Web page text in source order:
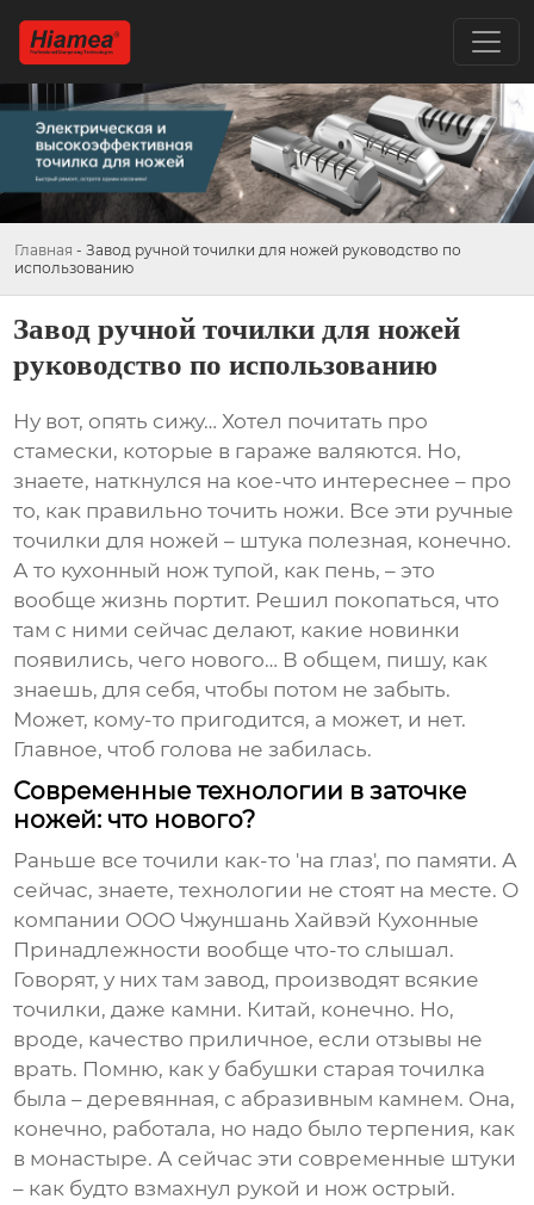
Главная - Завод ручной точилки для ножей руководство по
использованию
Завод ручной точилки для ножей
руководство по использованию
Ну вот, опять сижу… Хотел почитать про
стамески, которые в гараже валяются. Но,
знаете, наткнулся на кое-что интереснее – про
то, как правильно точить ножи. Все эти ручные
точилки для ножей – штука полезная, конечно.
А то кухонный нож тупой, как пень, – это
вообще жизнь портит. Решил покопаться, что
там с ними сейчас делают, какие новинки
появились, чего нового… В общем, пишу, как
знаешь, для себя, чтобы потом не забыть.
Может, кому-то пригодится, а может, и нет.
Главное, чтоб голова не забилась.
Современные технологии в заточке
ножей: что нового?
Раньше все точили как-то 'на глаз', по памяти. А
сейчас, знаете, технологии не стоят на месте. О
компании ООО Чжуншань Хайвэй Кухонные
Принадлежности вообще что-то слышал.
Говорят, у них там завод, производят всякие
точилки, даже камни. Китай, конечно. Но,
вроде, качество приличное, если отзывы не
врать. Помню, как у бабушки старая точилка
была – деревянная, с абразивным камнем. Она,
конечно, работала, но надо было терпения, как
в монастыре. А сейчас эти современные штуки
– как будто взмахнул рукой и нож острый.